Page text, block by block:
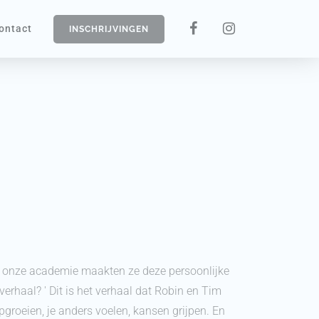
INSCHRIJVINGEN
academie maakten ze deze persoonlijke
' Dit is het verhaal dat Robin en Tim
je anders voelen, kansen grijpen. En